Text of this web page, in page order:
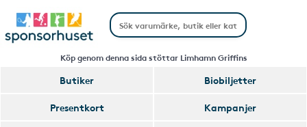
Köp genom denna sida stöttar Limhamn Griffins
Butiker
Biobiljetter
Presentkort
Kampanjer